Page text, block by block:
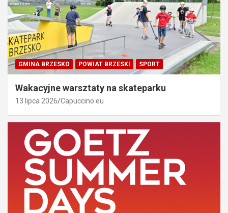
GMINA BRZESKO POWIAT BRZESKI SPORT
Wakacyjne warsztaty na skateparku
13 lipca 2026 Capuccino.eu